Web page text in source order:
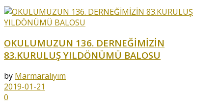
OKULUMUZUN 136. DERNEĞİMİZİN
83.KURULUŞ YILDÖNÜMÜ BALOSU
by Marmaralıyım
2019-01-21
0